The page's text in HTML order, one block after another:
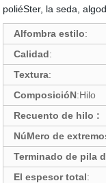
poliéSter, la seda,
Alfombra estilo:
Calidad:
Textura:
ComposicióN:Hilo
Recuento de hilo :
NúMero de
Terminado de pila
El espesor total: